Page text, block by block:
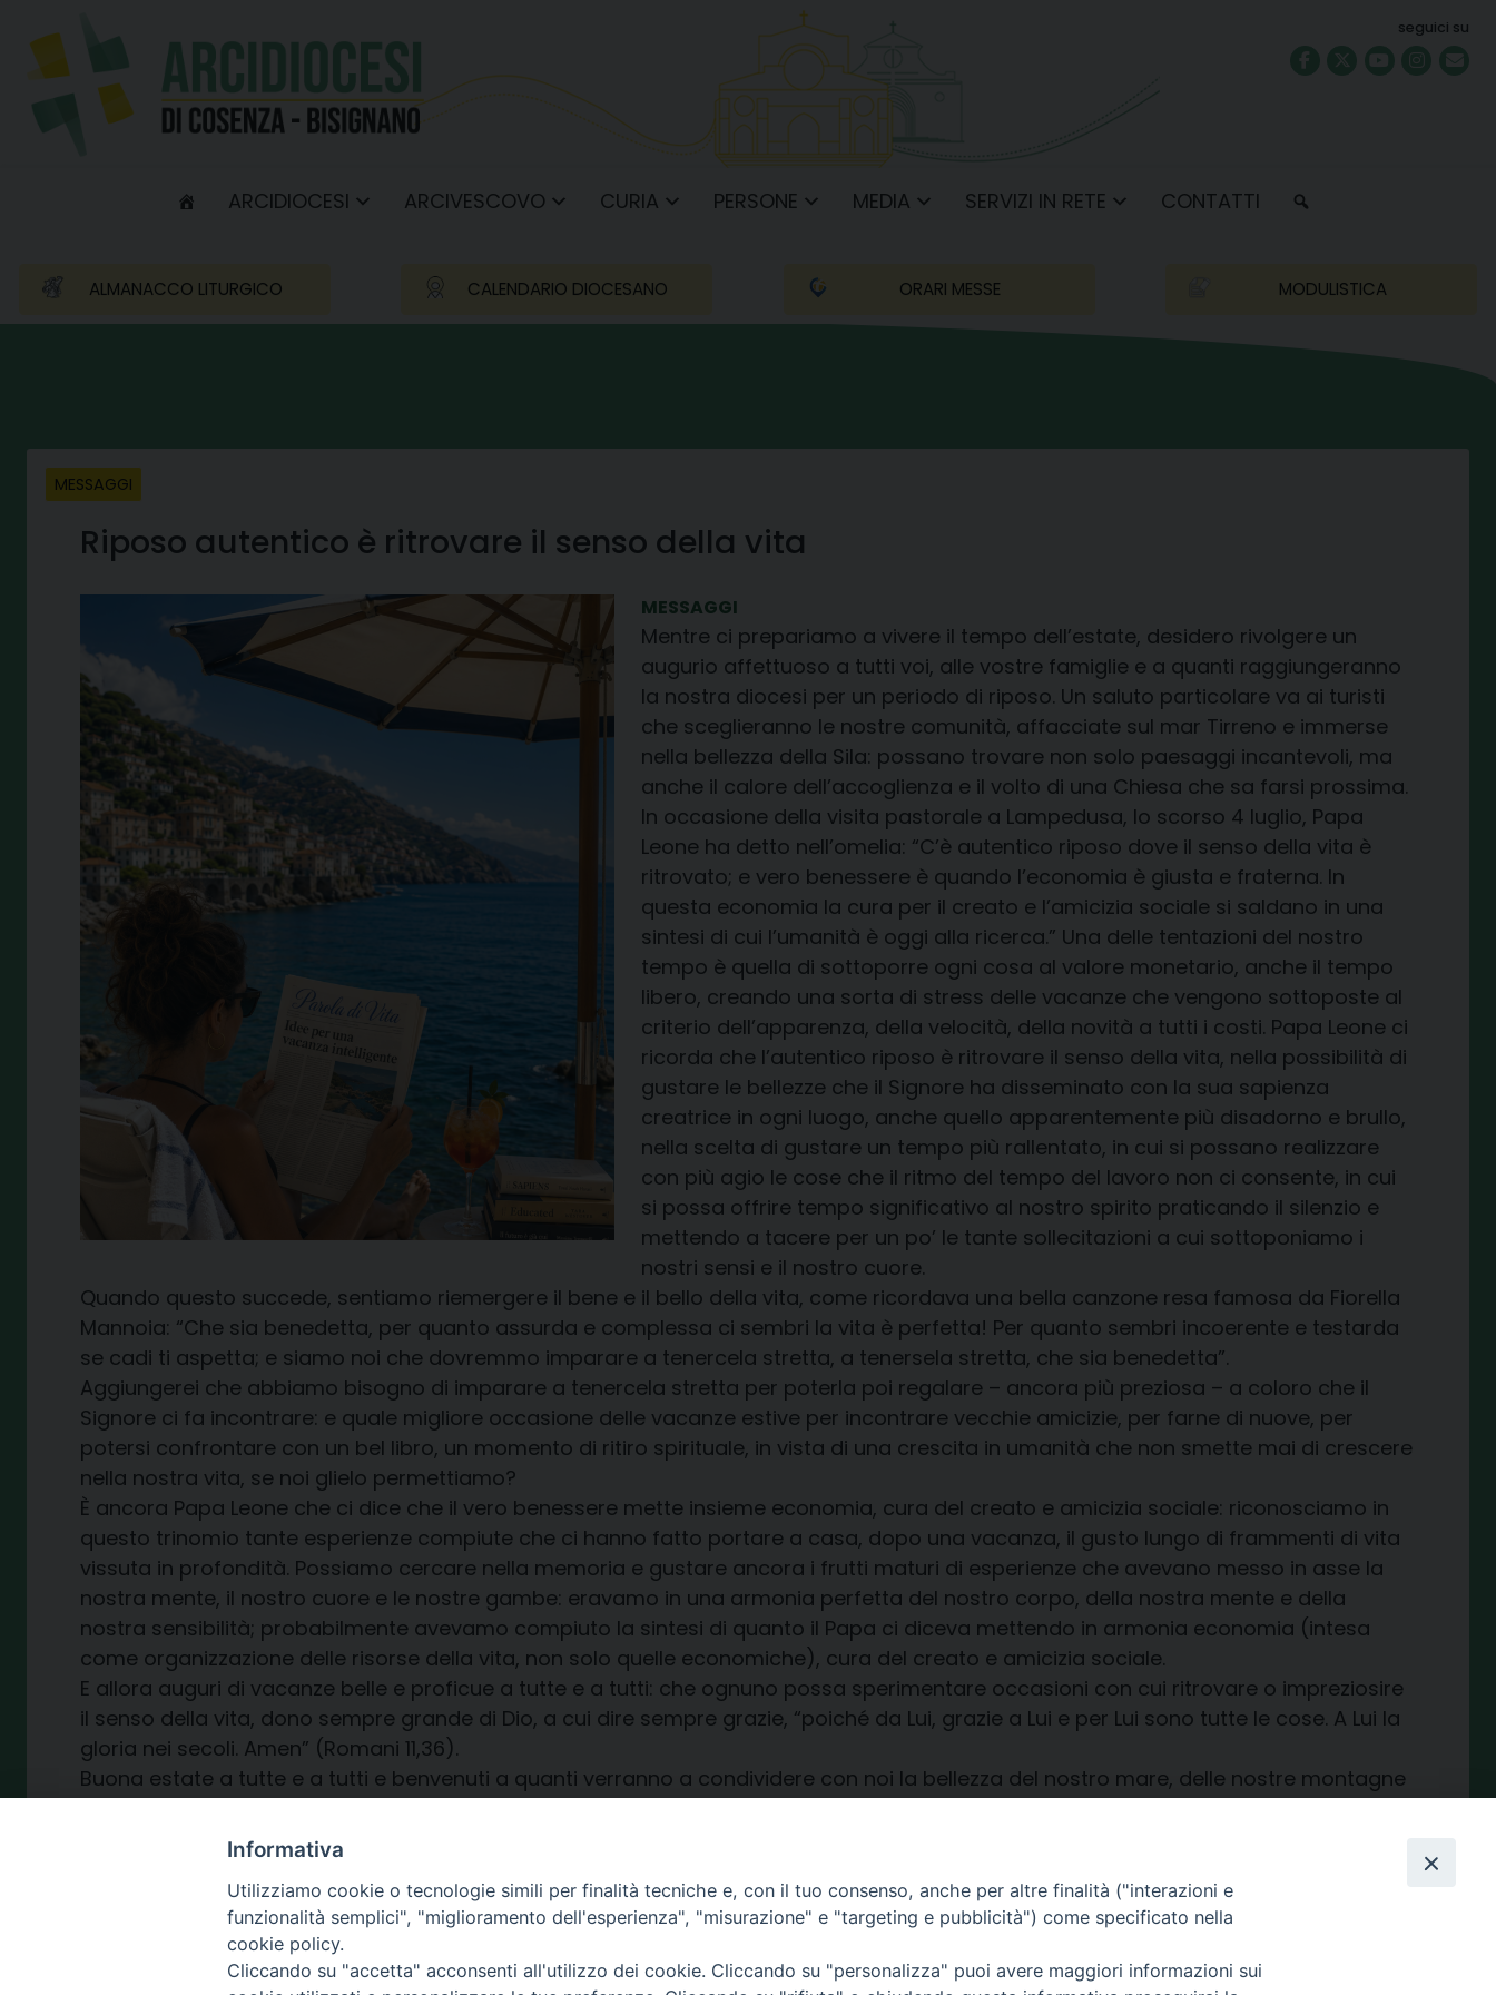
content
seguici su
ARCIDIOCESI ARCIVESCOVO CURIA PERSONE MEDIA SERVIZI IN RETE CONTATTI
ALMANACCO LITURGICO CALENDARIO DIOCESANO ORARI MESSE MODULISTICA
MESSAGGI
Riposo autentico è ritrovare il senso della vita
MESSAGGI
Mentre ci prepariamo a vivere il tempo dell’estate, desidero rivolgere un
augurio affettuoso a tutti voi, alle vostre famiglie e a quanti raggiungeranno
la nostra diocesi per un periodo di riposo. Un saluto particolare va ai turisti
che sceglieranno le nostre comunità, affacciate sul mar Tirreno e immerse
nella bellezza della Sila: possano trovare non solo paesaggi incantevoli, ma
anche il calore dell’accoglienza e il volto di una Chiesa che sa farsi prossima.
In occasione della visita pastorale a Lampedusa, lo scorso 4 luglio, Papa
Leone ha detto nell’omelia: “C’è autentico riposo dove il senso della vita è
ritrovato; e vero benessere è quando l’economia è giusta e fraterna. In
questa economia la cura per il creato e l’amicizia sociale si saldano in una
sintesi di cui l’umanità è oggi alla ricerca.” Una delle tentazioni del nostro
tempo è quella di sottoporre ogni cosa al valore monetario, anche il tempo
libero, creando una sorta di stress delle vacanze che vengono sottoposte al
criterio dell’apparenza, della velocità, della novità a tutti i costi. Papa Leone ci
ricorda che l’autentico riposo è ritrovare il senso della vita, nella possibilità di
gustare le bellezze che il Signore ha disseminato con la sua sapienza
creatrice in ogni luogo, anche quello apparentemente più disadorno e brullo,
nella scelta di gustare un tempo più rallentato, in cui si possano realizzare
con più agio le cose che il ritmo del tempo del lavoro non ci consente, in cui
si possa offrire tempo significativo al nostro spirito praticando il silenzio e
mettendo a tacere per un po’ le tante sollecitazioni a cui sottoponiamo i
nostri sensi e il nostro cuore.
Quando questo succede, sentiamo riemergere il bene e il bello della vita, come ricordava una bella canzone resa famosa da Fiorella
Mannoia: “Che sia benedetta, per quanto assurda e complessa ci sembri la vita è perfetta! Per quanto sembri incoerente e testarda
se cadi ti aspetta; e siamo noi che dovremmo imparare a tenercela stretta, a tenersela stretta, che sia benedetta”.
Aggiungerei che abbiamo bisogno di imparare a tenercela stretta per poterla poi regalare – ancora più preziosa – a coloro che il
Signore ci fa incontrare: e quale migliore occasione delle vacanze estive per incontrare vecchie amicizie, per farne di nuove, per
potersi confrontare con un bel libro, un momento di ritiro spirituale, in vista di una crescita in umanità che non smette mai di crescere
nella nostra vita, se noi glielo permettiamo?
È ancora Papa Leone che ci dice che il vero benessere mette insieme economia, cura del creato e amicizia sociale: riconosciamo in
questo trinomio tante esperienze compiute che ci hanno fatto portare a casa, dopo una vacanza, il gusto lungo di frammenti di vita
vissuta in profondità. Possiamo cercare nella memoria e gustare ancora i frutti maturi di esperienze che avevano messo in asse la
nostra mente, il nostro cuore e le nostre gambe: eravamo in una armonia perfetta del nostro corpo, della nostra mente e della
nostra sensibilità; probabilmente avevamo compiuto la sintesi di quanto il Papa ci diceva mettendo in armonia economia (intesa
come organizzazione delle risorse della vita, non solo quelle economiche), cura del creato e amicizia sociale.
E allora auguri di vacanze belle e proficue a tutte e a tutti: che ognuno possa sperimentare occasioni con cui ritrovare o impreziosire
il senso della vita, dono sempre grande di Dio, a cui dire sempre grazie, “poiché da Lui, grazie a Lui e per Lui sono tutte le cose. A Lui la
gloria nei secoli. Amen” (Romani 11,36).
Buona estate a tutte e a tutti e benvenuti a quanti verranno a condividere con noi la bellezza del nostro mare, delle nostre montagne
Facebook
X
Informativa
Utilizziamo cookie o tecnologie simili per finalità tecniche e, con il tuo consenso, anche per altre finalità ("interazioni e
funzionalità semplici", "miglioramento dell'esperienza", "misurazione" e "targeting e pubblicità") come specificato nella
cookie policy.
Cliccando su "accetta" acconsenti all'utilizzo dei cookie. Cliccando su "personalizza" puoi avere maggiori informazioni sui